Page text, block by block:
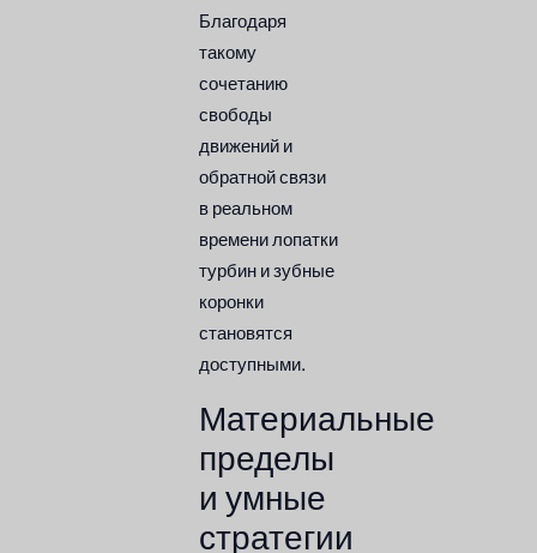
Благодаря
такому
сочетанию
свободы
движений и
обратной связи
в реальном
времени лопатки
турбин и зубные
коронки
становятся
доступными.
Материальные
пределы
и умные
стратегии